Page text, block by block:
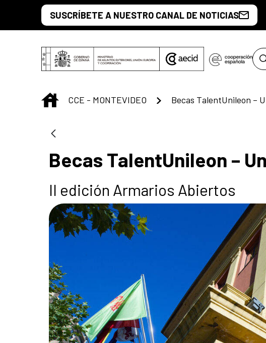
Saltar al contenido principal
SUSCRÍBETE A NUESTRO CANAL DE NOTICIAS
INICIO
CCE - MONTEVIDEO
Becas TalentUnileon –
II edición Armarios Abiertos